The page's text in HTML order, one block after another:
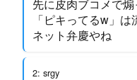
先に皮肉ブコメで
「ピキってるw」
ネット弁慶やね
2: srgy